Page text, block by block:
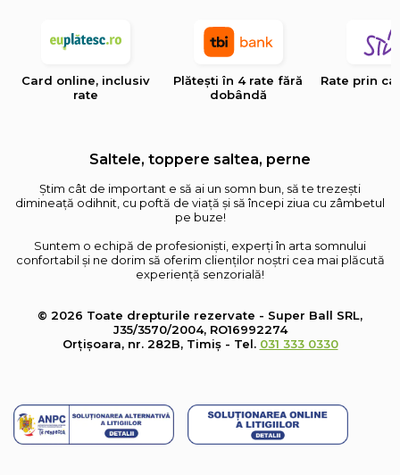
Card online, inclusiv
rate
Plătești în 4 rate fără
dobândă
Rate prin
Saltele, toppere saltea, perne
Știm cât de important e să ai un somn bun, să te trezești
dimineață odihnit, cu poftă de viață și să începi ziua cu zâmbetul
pe buze!
Suntem o echipă de profesioniști, experți în arta somnului
confortabil și ne dorim să oferim clienților noștri cea mai plăcută
experiență senzorială!
© 2026 Toate drepturile rezervate - Super Ball SRL,
J35/3570/2004, RO16992274
Orțișoara, nr. 282B, Timiș - Tel. 031 333 0330